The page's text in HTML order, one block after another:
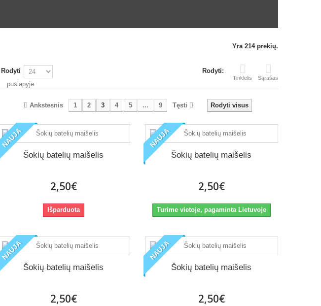
Yra 214 prekių.
Rodyti:
Tinklelis Sąrašas
Rodyti
puslapyje
Rodyti visus
Ankstesnis 1 2 3 4 5 ... 9 Tęsti
NAUJA
Šokių batelių maišelis
2,50€
Išparduota
NAUJA
Šokių batelių maišelis
2,50€
Turime vietoje, pagaminta Lietuvoje
NAUJA
Šokių batelių maišelis
2,50€
NAUJA
Šokių batelių maišelis
2,50€